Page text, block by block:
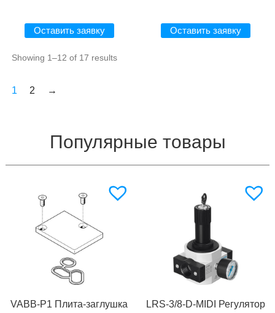
Оставить заявку Оставить заявку
Showing 1–12 of 17 results
1 2 →
Популярные товары
VABB-P1 Плита-заглушка
LRS-3/8-D-MIDI Регулятор